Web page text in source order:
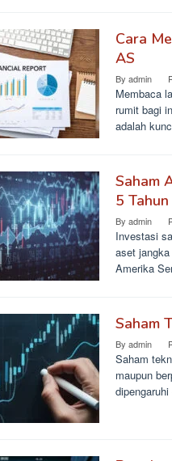
Cara
AS
By admin
Membaca
rumit bagi
adalah
Saham
5 Tahun
By admin
Investasi
aset
Amerika
Saham
By admin
Saham
maupun